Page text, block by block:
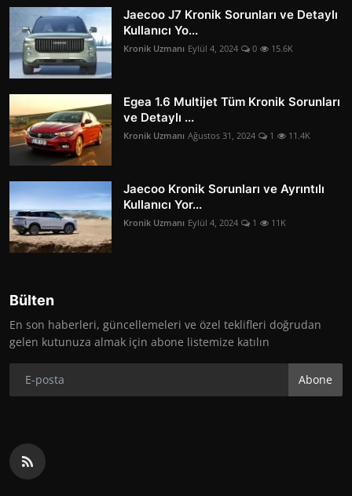
Jaecoo J7 Kronik Sorunları ve Detaylı
Kullanıcı Yo...
Kronik Uzmanı Eylül 4, 2024 0 15.6K
Egea 1.6 Multijet Tüm Kronik Sorunları
ve Detaylı ...
Kronik Uzmanı Ağustos 31, 2024 1 11.4K
Jaecoo Kronik Sorunları ve Ayrıntılı
Kullanıcı Yor...
Kronik Uzmanı Eylül 4, 2024 1 11K
Bülten
En son haberleri, güncellemeleri ve özel teklifleri doğrudan
gelen kutunuza almak için abone listemize katılın
Abone